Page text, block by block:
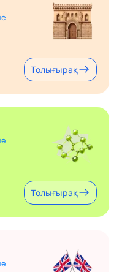
Толығырақ
Толығырақ